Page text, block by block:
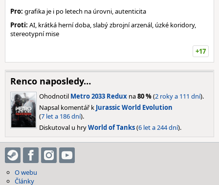
Pro: grafika je i po letech na úrovni, autenticita
Proti: AI, krátká herní doba, slabý zbrojní arzenál, úzké koridory,
stereotypní mise
+17
Renco naposledy…
Ohodnotil Metro 2033 Redux na80 %(2 roky a 111 dní).
Napsal komentář k Jurassic World Evolution
(7 let a 186 dní).
Diskutoval u hryWorld of Tanks(6 let a 244 dní).
O webu
Články